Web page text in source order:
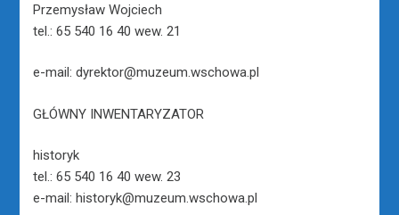
Przemysław Wojciech
tel.: 65 540 16 40 wew. 21
e-mail: dyrektor@muzeum.wschowa.pl
GŁÓWNY INWENTARYZATOR
historyk
tel.: 65 540 16 40 wew. 23
e-mail: historyk@muzeum.wschowa.pl